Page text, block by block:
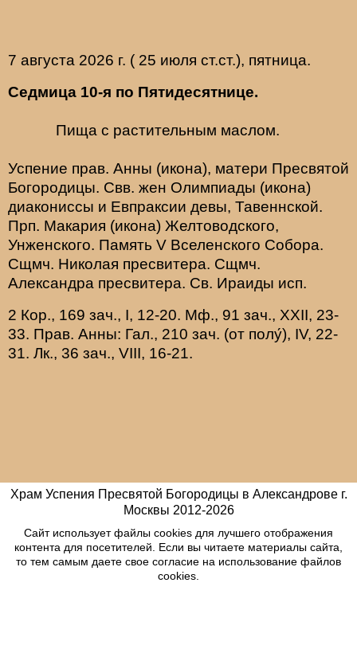
7 августа 2026 г. ( 25 июля ст.ст.), пятница.
Седмица 10-я по Пятидесятнице.
Пища с растительным маслом.
Успение прав. Анны (икона), матери Пресвятой
Богородицы. Свв. жен Олимпиады (икона)
диакониссы и Евпраксии девы, Тавеннской.
Прп. Макария (икона) Желтоводского,
Унженского. Память V Вселенского Собора.
Сщмч. Николая пресвитера. Сщмч.
Александра пресвитера. Св. Ираиды исп.
2 Кор., 169 зач., I, 12-20. Мф., 91 зач., XXII, 23-
33. Прав. Анны: Гал., 210 зач. (от полу́), IV, 22-
31. Лк., 36 зач., VIII, 16-21.
Храм Успения Пресвятой Богородицы в Александрове г.
Москвы 2012-2026
Сайт использует файлы cookies для лучшего отображения
контента для посетителей. Если вы читаете материалы сайта,
то тем самым даете свое согласие на использование файлов
cookies.